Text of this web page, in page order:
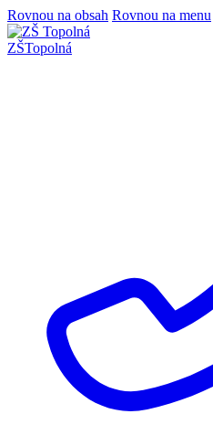
Rovnou na obsah Rovnou na menu
ZŠTopolná